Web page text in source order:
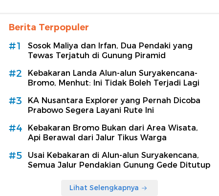
Berita Terpopuler
#1
Sosok Maliya dan Irfan, Dua Pendaki yang
Tewas Terjatuh di Gunung Piramid
#2
Kebakaran Landa Alun-alun Suryakencana-
Bromo, Menhut: Ini Tidak Boleh Terjadi Lagi
#3
KA Nusantara Explorer yang Pernah Dicoba
Prabowo Segera Layani Rute Ini
#4
Kebakaran Bromo Bukan dari Area Wisata,
Api Berawal dari Jalur Tikus Warga
#5
Usai Kebakaran di Alun-alun Suryakencana,
Semua Jalur Pendakian Gunung Gede Ditutup
Lihat Selengkapnya